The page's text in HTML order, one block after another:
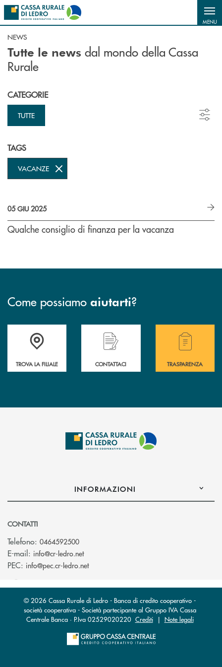
Salta al contenuto principale
MENU
NEWS
Tutte le news dal mondo della Cassa
Rurale
CATEGORIE
TUTTE
TAGS
VACANZE
05 GIU 2025
Qualche consiglio di finanza per la vacanza
Come possiamo aiutarti?
Accedi all' elenco completo delle filiali .
TROVA LA FILIALE
Hai bisogno di assistenza immediata?
CONTATTACI
Hai bisogno di
TRASPARENZA
INFORMAZIONI
CONTATTI
Telefono: 0464592500
E-mail: info@cr-ledro.net(si apre l’app di posta elettronica)
PEC: info@pec.cr-ledro.net(si apre l’app di posta elettronica)
© 2026 Cassa Rurale di Ledro - Banca di credito cooperativo -
società cooperativa - Società partecipante al Gruppo IVA Cassa
Centrale Banca · P.Iva 02529020220 Crediti| Note legali